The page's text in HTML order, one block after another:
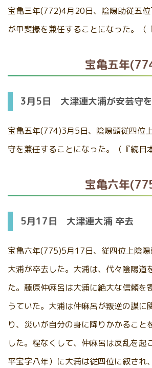
宝亀三年(772)4月20日、陰陽助従五
が甲斐掾を兼任することになった。（
宝亀五年
3月5日 大津連大浦が安芸守
宝亀五年(774)3月5日、陰陽頭従四位
守を兼任することになった。（『続日
宝亀六年
5月17日 大津連大浦 卒去
宝亀六年(775)5月17日、従四位上陰
大浦が卒去した。大浦は、代々陰陽道
た。藤原仲麻呂は大浦に絶大な信頼を
うていた。大浦は仲麻呂が叛逆の謀に
り、災いが自分の身に降りかかること
した。程なくして、仲麻呂は反乱を起
平宝字八年）に大浦は従四位に叙され